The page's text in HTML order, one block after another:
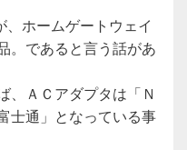
ホームゲートウェイ
。であると言う話があ
、ＡＣアダプタは「Ｎ
士通」となっている事